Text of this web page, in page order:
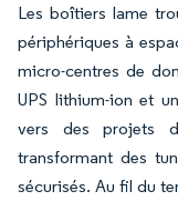
Les boîtiers lame
périphériques à
micro-centres de
UPS lithium-ion et
vers des projets
transformant des
sécurisés. Au fil du